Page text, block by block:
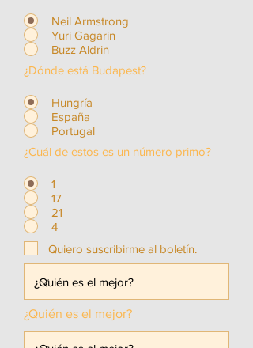
Neil Armstrong
Yuri Gagarin
Buzz Aldrin
¿Dónde está Budapest?
Hungría
España
Portugal
¿Cuál de estos es un número primo?
1
17
21
4
Quiero suscribirme al boletín.
¿Quién es el mejor?